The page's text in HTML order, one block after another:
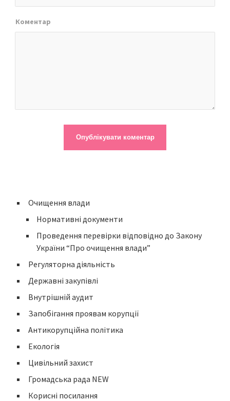
Коментар
Очищення влади
Нормативні документи
Проведення перевірки відповідно до Закону
України “Про очищення влади”
Регуляторна діяльність
Державні закупівлі
Внутрішній аудит
Запобігання проявам корупції
Антикорупційна політика
Екологія
Цивільний захист
Громадська рада NEW
Корисні посилання